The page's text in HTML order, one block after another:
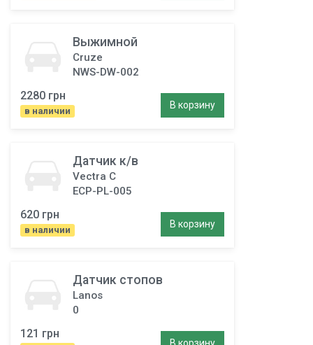
Выжимной
Cruze
NWS-DW-002
2280 грн
в наличии
В корзину
Датчик к/в
Vectra C
ECP-PL-005
620 грн
в наличии
В корзину
Датчик стопов
Lanos
0
121 грн